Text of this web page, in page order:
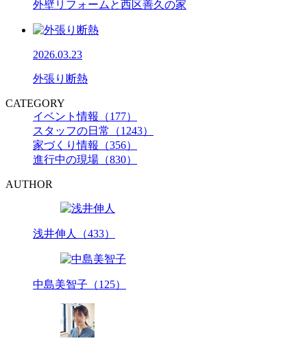
外壁リフォームと西区善久の家
2026.03.23
外張り断熱
CATEGORY
イベント情報（177）
スタッフの日常（1243）
家づくり情報（356）
進行中の現場（830）
AUTHOR
浅井伸人（433）
中島美智子（125）